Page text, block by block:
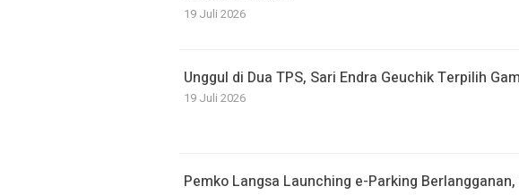
19 Juli 2026
Unggul di Dua TPS, Sari Endra Geuchik Terpilih
19 Juli 2026
Pemko Langsa Launching e-Parking